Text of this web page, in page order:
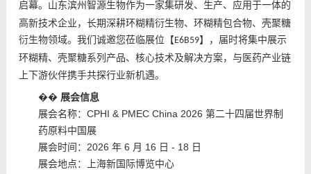
启幕。 山东滨州 智源生物作为一家集研发、生产、应用于一体的
高新技术企业 ， 长期深耕环糊精衍生物、环糊精包合物、壳聚糖
衍生物领域。 我们诚邀您莅临展位【E6B59】 ， 届时将集中展示
环糊精、壳聚糖系列 产品、 核心技术及解决方案， 与 医药产业链
上下游伙伴携手共探行业新机遇。
�� 展会信息
展会名称： CPHI & PMEC China 2026 第二十四届世界制
药原料中国展
展会时间： 2026 年 6 月 16 日 - 18 日
展会地点：上海新国际博览中心